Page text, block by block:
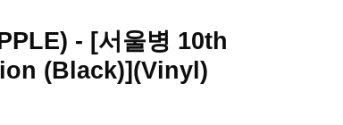
- [서울병 10th
(Black)](Vinyl)